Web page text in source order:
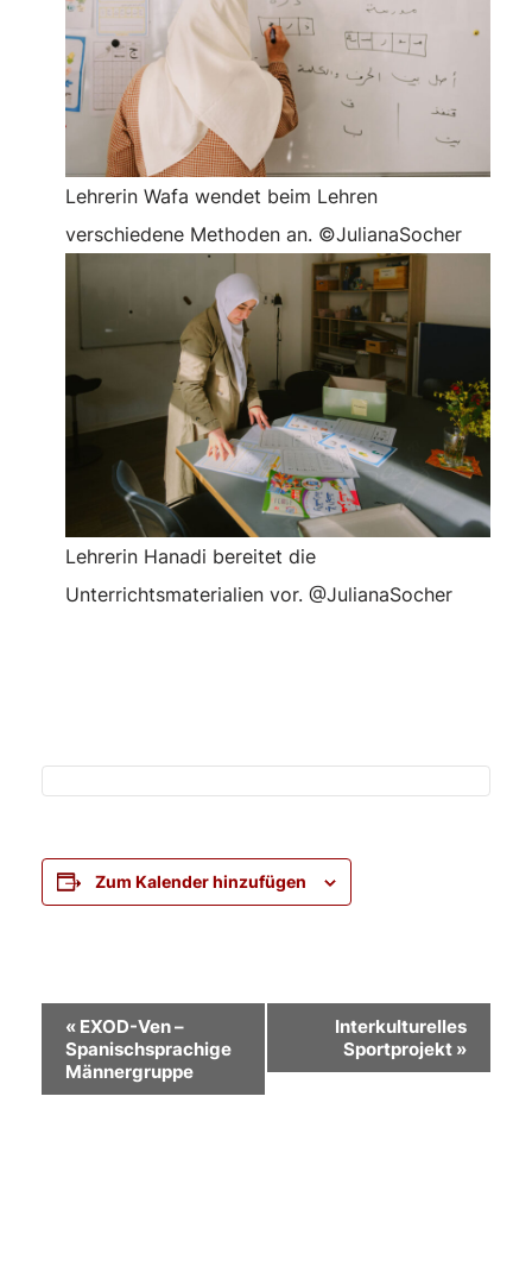
Lehrerin Wafa wendet beim Lehren
verschiedene Methoden an. ©JulianaSocher
Lehrerin Hanadi bereitet die
Unterrichtsmaterialien vor. @JulianaSocher
Zum Kalender hinzufügen
Veranstaltung-
Navigation
« EXOD-Ven –
Spanischsprachige
Männergruppe
Interkulturelles
Sportprojekt »